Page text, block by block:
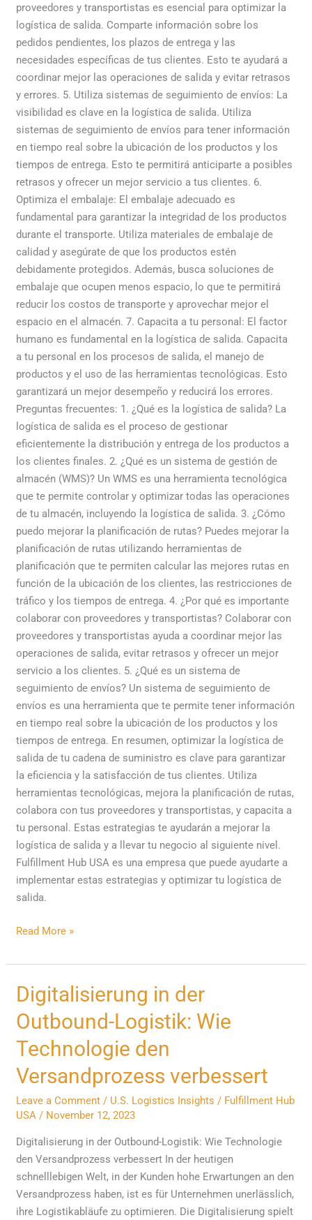
proveedores y transportistas es esencial para optimizar la
logística de salida. Comparte información sobre los
pedidos pendientes, los plazos de entrega y las
necesidades específicas de tus clientes. Esto te ayudará a
coordinar mejor las operaciones de salida y evitar retrasos
y errores. 5. Utiliza sistemas de seguimiento de envíos: La
visibilidad es clave en la logística de salida. Utiliza
sistemas de seguimiento de envíos para tener información
en tiempo real sobre la ubicación de los productos y los
tiempos de entrega. Esto te permitirá anticiparte a posibles
retrasos y ofrecer un mejor servicio a tus clientes. 6.
Optimiza el embalaje: El embalaje adecuado es
fundamental para garantizar la integridad de los productos
durante el transporte. Utiliza materiales de embalaje de
calidad y asegúrate de que los productos estén
debidamente protegidos. Además, busca soluciones de
embalaje que ocupen menos espacio, lo que te permitirá
reducir los costos de transporte y aprovechar mejor el
espacio en el almacén. 7. Capacita a tu personal: El factor
humano es fundamental en la logística de salida. Capacita
a tu personal en los procesos de salida, el manejo de
productos y el uso de las herramientas tecnológicas. Esto
garantizará un mejor desempeño y reducirá los errores.
Preguntas frecuentes: 1. ¿Qué es la logística de salida? La
logística de salida es el proceso de gestionar
eficientemente la distribución y entrega de los productos a
los clientes finales. 2. ¿Qué es un sistema de gestión de
almacén (WMS)? Un WMS es una herramienta tecnológica
que te permite controlar y optimizar todas las operaciones
de tu almacén, incluyendo la logística de salida. 3. ¿Cómo
puedo mejorar la planificación de rutas? Puedes mejorar la
planificación de rutas utilizando herramientas de
planificación que te permiten calcular las mejores rutas en
función de la ubicación de los clientes, las restricciones de
tráfico y los tiempos de entrega. 4. ¿Por qué es importante
colaborar con proveedores y transportistas? Colaborar con
proveedores y transportistas ayuda a coordinar mejor las
operaciones de salida, evitar retrasos y ofrecer un mejor
servicio a los clientes. 5. ¿Qué es un sistema de
seguimiento de envíos? Un sistema de seguimiento de
envíos es una herramienta que te permite tener información
en tiempo real sobre la ubicación de los productos y los
tiempos de entrega. En resumen, optimizar la logística de
salida de tu cadena de suministro es clave para garantizar
la eficiencia y la satisfacción de tus clientes. Utiliza
herramientas tecnológicas, mejora la planificación de rutas,
colabora con tus proveedores y transportistas, y capacita a
tu personal. Estas estrategias te ayudarán a mejorar la
logística de salida y a llevar tu negocio al siguiente nivel.
Fulfillment Hub USA es una empresa que puede ayudarte a
implementar estas estrategias y optimizar tu logística de
salida.
Read More »
Digitalisierung in der
Outbound-Logistik: Wie
Technologie den
Versandprozess verbessert
Leave a Comment / U.S. Logistics Insights / Fulfillment Hub
USA / November 12, 2023
Digitalisierung in der Outbound-Logistik: Wie Technologie
den Versandprozess verbessert In der heutigen
schnelllebigen Welt, in der Kunden hohe Erwartungen an den
Versandprozess haben, ist es für Unternehmen unerlässlich,
ihre Logistikabläufe zu optimieren. Die Digitalisierung spielt
Digitalisierung
in
der
Outbound-
Logistik:
Wie
den
verbessert